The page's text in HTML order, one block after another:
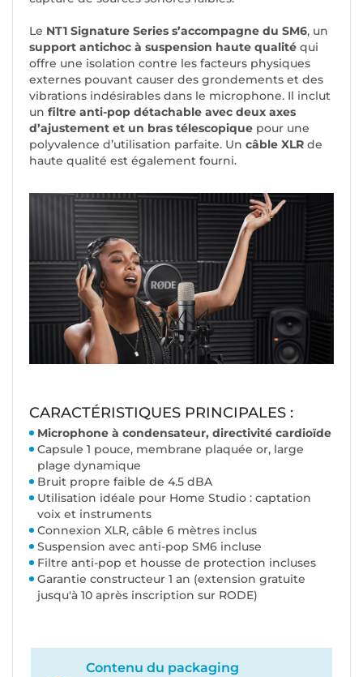
Le NT1 Signature Series s’accompagne du SM6, un
support antichoc à suspension haute qualité qui
offre une isolation contre les facteurs physiques
externes pouvant causer des grondements et des
vibrations indésirables dans le microphone. Il inclut
un filtre anti-pop détachable avec deux axes
d’ajustement et un bras télescopique pour une
polyvalence d’utilisation parfaite. Un câble XLR de
haute qualité est également fourni.
CARACTÉRISTIQUES PRINCIPALES :
Microphone à condensateur, directivité cardioïde
Capsule 1 pouce, membrane plaquée or, large
plage dynamique
Bruit propre faible de 4.5 dBA
Utilisation idéale pour Home Studio : captation
voix et instruments
Connexion XLR, câble 6 mètres inclus
Suspension avec anti-pop SM6 incluse
Filtre anti-pop et housse de protection incluses
Garantie constructeur 1 an (extension gratuite
jusqu'à 10 après inscription sur RODE)
Contenu du packaging